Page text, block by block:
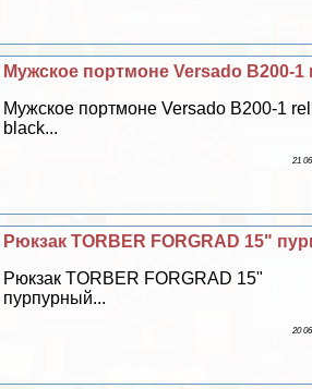
Мужское портмоне Versado B200-1
Мужское портмоне Versado B200-1
black...
21
Рюкзак TORBER FORGRAD 15"
Рюкзак TORBER FORGRAD 15"
пурпурный...
20